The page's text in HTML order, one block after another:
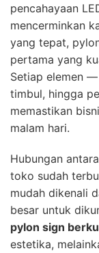
pencahayaan
mencerminkan
yang tepat,
pertama yang
Setiap elemen
timbul, hingga
memastikan
malam hari.
Hubungan
toko sudah
mudah dikenali
besar untuk
pylon sign
estetika,